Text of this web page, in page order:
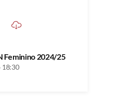
Feminino 2024/25
18:30